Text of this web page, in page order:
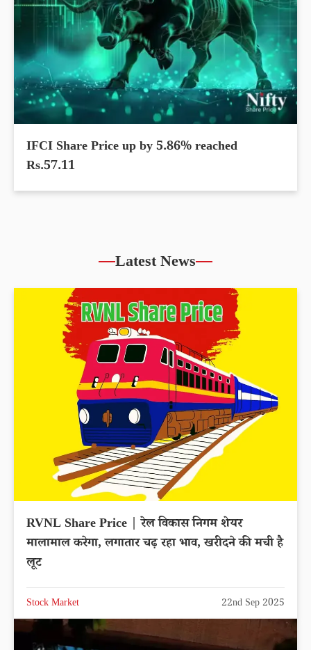
IFCI Share Price up by 5.86% reached
Rs.57.11
Latest News
RVNL Share Price | रेल विकास निगम शेयर
मालामाल करेगा, लगातार चढ़ रहा भाव, खरीदने की मची है
लूट
Stock Market 22nd Sep 2025